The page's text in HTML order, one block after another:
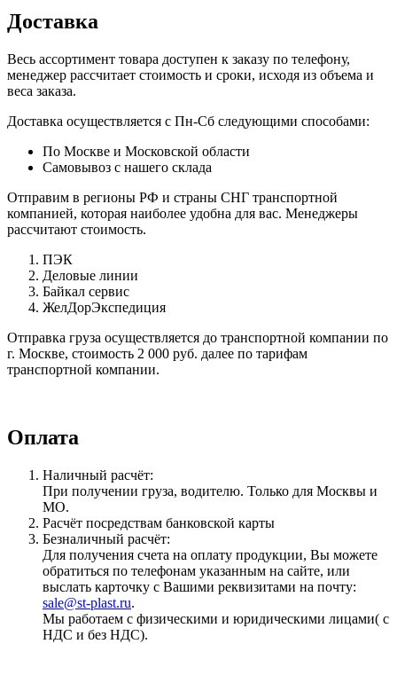
Доставка
Весь ассортимент товара доступен к заказу по телефону,
менеджер рассчитает стоимость и сроки, исходя из объема и
веса заказа.
Доставка осуществляется с Пн-Сб следующими способами:
По Москве и Московской области
Самовывоз с нашего склада
Отправим в регионы РФ и страны СНГ транспортной
компанией, которая наиболее удобна для вас. Менеджеры
рассчитают стоимость.
ПЭК
Деловые линии
Байкал сервис
ЖелДорЭкспедиция
Отправка груза осуществляется до транспортной компании по
г. Москве, стоимость 2 000 руб. далее по тарифам
транспортной компании.
Оплата
Наличный расчёт:
При получении груза, водителю. Только для Москвы и
МО.
Расчёт посредствам банковской карты
Безналичный расчёт:
Для получения счета на оплату продукции, Вы можете
обратиться по телефонам указанным на сайте, или
выслать карточку с Вашими реквизитами на почту:
sale@st-plast.ru.
Мы работаем с физическими и юридическими лицами( с
НДС и без НДС).